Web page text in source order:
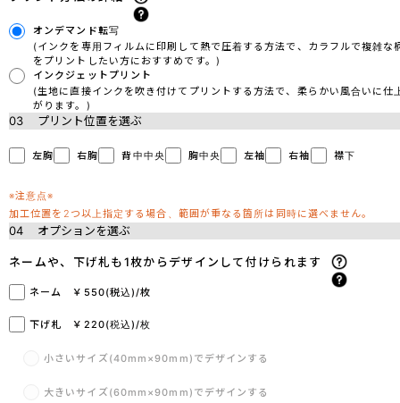
オンデマンド転写
(インクを専用フィルムに印刷して熱で圧着する方法で、カラフルで複雑な
をプリントしたい方におすすめです。)
インクジェットプリント
(生地に直接インクを吹き付けてプリントする方法で、柔らかい風合いに仕
がります。)
03 プリント位置を選ぶ
左胸 右胸 背中中央 胸中央 左袖 右袖 襟下
※注意点※
加工位置を2つ以上指定する場合、範囲が重なる箇所は同時に選べません。
04 オプションを選ぶ
ネームや、下げ札も1枚からデザインして付けられます
ネーム ￥550(税込)/枚
下げ札 ￥220(税込)/枚
小さいサイズ(40mm×90mm)でデザインする
大きいサイズ(60mm×90mm)でデザインする